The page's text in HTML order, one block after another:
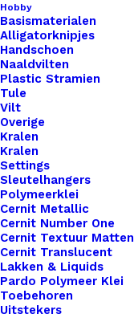
Hobby
Basismaterialen
Alligatorknipjes
Handschoen
Naaldvilten
Plastic Stramien
Tule
Vilt
Overige
Kralen
Kralen
Settings
Sleutelhangers
Polymeerklei
Cernit Metallic
Cernit Number One
Cernit Textuur Matten
Cernit Translucent
Lakken & Liquids
Pardo Polymeer Klei
Toebehoren
Uitstekers